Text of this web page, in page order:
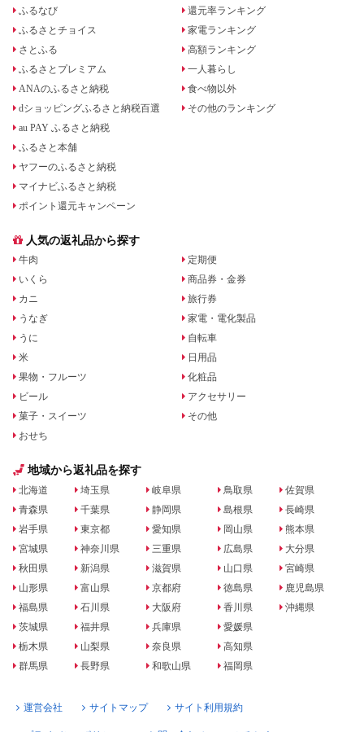
ふるなび
ふるさとチョイス
さとふる
ふるさとプレミアム
ANAのふるさと納税
dショッピングふるさと納税百選
au PAY ふるさと納税
ふるさと本舗
ヤフーのふるさと納税
マイナビふるさと納税
ポイント還元キャンペーン
還元率ランキング
家電ランキング
高額ランキング
一人暮らし
食べ物以外
その他のランキング
人気の返礼品から探す
牛肉
いくら
カニ
うなぎ
うに
米
果物・フルーツ
ビール
菓子・スイーツ
おせち
定期便
商品券・金券
旅行券
家電・電化製品
自転車
日用品
化粧品
アクセサリー
その他
地域から返礼品を探す
北海道
青森県
岩手県
宮城県
秋田県
山形県
福島県
茨城県
栃木県
群馬県
埼玉県
千葉県
東京都
神奈川県
新潟県
富山県
石川県
福井県
山梨県
長野県
岐阜県
静岡県
愛知県
三重県
滋賀県
京都府
大阪府
兵庫県
奈良県
和歌山県
鳥取県
島根県
岡山県
広島県
山口県
徳島県
香川県
愛媛県
高知県
福岡県
佐賀県
長崎県
熊本県
大分県
宮崎県
鹿児島県
沖縄県
運営会社 サイトマップ サイト利用規約